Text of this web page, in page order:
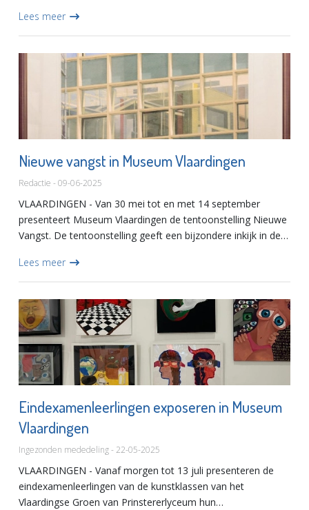
Lees meer
Nieuwe vangst in Museum Vlaardingen
Redactie - 09-06-2025
VLAARDINGEN - Van 30 mei tot en met 14 september
presenteert Museum Vlaardingen de tentoonstelling Nieuwe
Vangst. De tentoonstelling geeft een bijzondere inkijk in de
heef...
Lees meer
Eindexamenleerlingen exposeren in Museum
Vlaardingen
Ingezonden mededeling - 22-05-2025
VLAARDINGEN - Vanaf morgen tot 13 juli presenteren de
eindexamenleerlingen van de kunstklassen van het
Vlaardingse Groen van Prinstererlyceum hun